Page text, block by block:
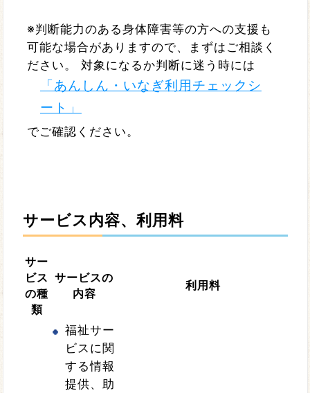
※判断能力のある身体障害等の方への支援も
可能な場合がありますので、まずはご相談く
ださい。 対象になるか判断に迷う時には
「あんしん・いなぎ利用チェックシ
ート」
でご確認ください。
サービス内容、利用料
サー
ビス
の種
類
サービスの
内容
利用料
福祉サー
ビスに関
する情報
提供、助